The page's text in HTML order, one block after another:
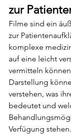
zur
Filme sind ein
zur
komplexe
auf eine leicht
vermitteln
Darstellung
verstehen, was
bedeutet und
Verfügung